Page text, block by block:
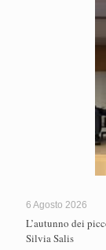
6 Agosto 2026
L’autunno dei
Silvia Salis